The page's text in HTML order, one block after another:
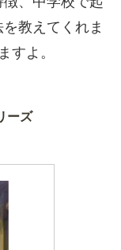
教えてくれま
すよ。
ーズ